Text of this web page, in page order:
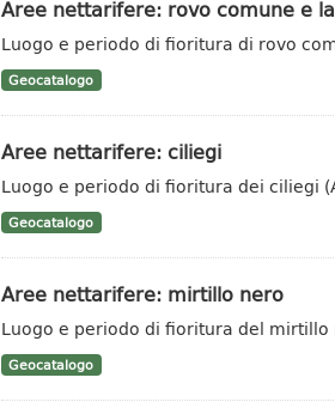
Aree nettarifere: rovo comune e
Luogo e periodo di fioritura di rovo
Geocatalogo
Aree nettarifere: ciliegi
Luogo e periodo di fioritura dei ciliegi
Geocatalogo
Aree nettarifere: mirtillo nero
Luogo e periodo di fioritura del
Geocatalogo